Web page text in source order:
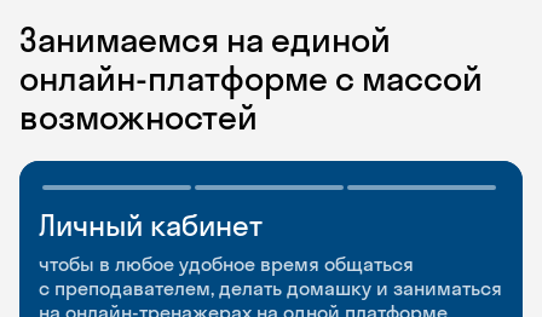
Занимаемся на единой
онлайн-платформе с массой
возможностей
Личный кабинет
чтобы в любое удобное время общаться
с преподавателем, делать домашку и заниматься
на онлайн-тренажерах на одной платформе
Мобильное
приложение
чтобы заниматься и изучать новые слова где
Разговорные клубы
и Talks
Групповые занятия для разговорной практики